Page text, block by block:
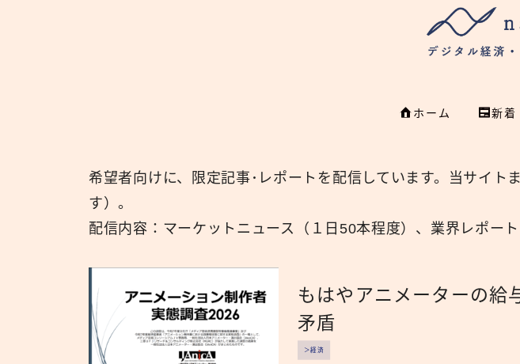
ホーム 新着
namiten.jp
希望者向けに、限定記事･レポートを配信しています。当サイ
す）。
配信内容：マーケットニュース（１日50本程度）、業界レポー
もはやアニメーターの
矛盾
＞経済